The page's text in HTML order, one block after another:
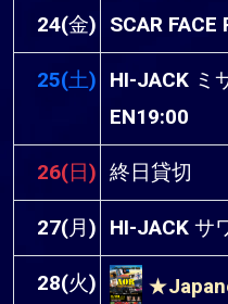
24(金) SCAR
25(土) HI-JACK ミ
EN19:00
26(日) 終日貸切
27(月) HI-JACK サ
28(火)